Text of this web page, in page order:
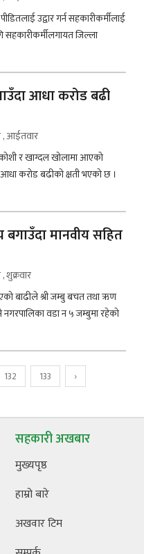
उद्वार गर्न सहकारीकर्मीलाई
सहकारीकर्मीलगायत जिल्ला
आधा करोड बढी
आईतवार
र खाग्दल खोलामा आएको
करोड बढीको क्षती भएको छ ।
मानवीय सहित
बाढीले श्री जम्बु बचत तथा ऋण
नगरपालिका वडा न ५ जम्बुमा रहेको
132 133 ›
सहकारी अखबार
मुख्यपृष्ठ
हाम्रो बारे
अखवार टिम